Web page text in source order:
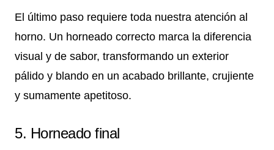
El último paso requiere toda nuestra atención al
horno. Un horneado correcto marca la diferencia
visual y de sabor, transformando un exterior
pálido y blando en un acabado brillante, crujiente
y sumamente apetitoso.
5. Horneado final